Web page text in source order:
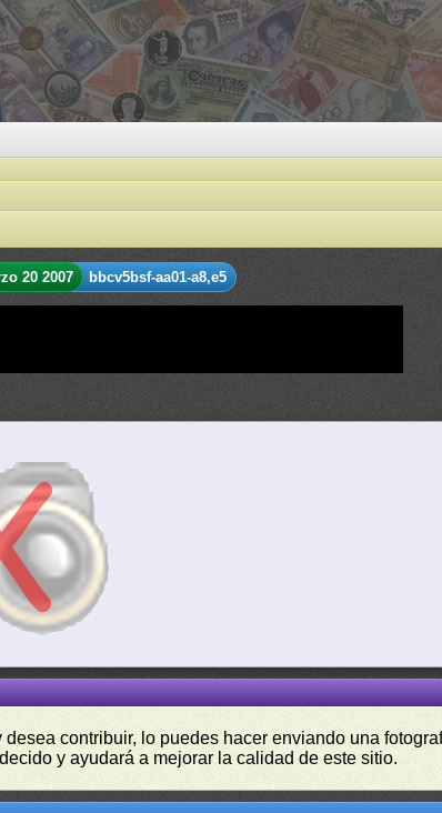
20 2007 bbcv5bsf-aa01-a8,e5
contribuir, lo puedes hacer enviando una
y ayudará a mejorar la calidad de este sitio.